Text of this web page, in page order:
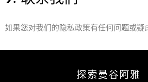
如果您对我们的隐私政策有任何问题或疑
探索曼谷阿雅